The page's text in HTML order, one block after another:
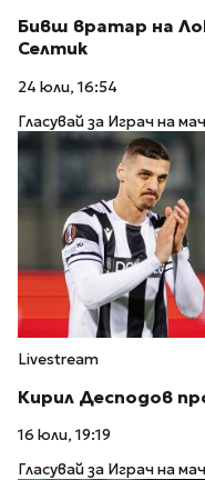
Бивш вратар на
Селтик
24 юли, 16:54
Гласувай за Играч на
Livestream
Кирил Десподов
16 юли, 19:19
Гласувай за Играч на